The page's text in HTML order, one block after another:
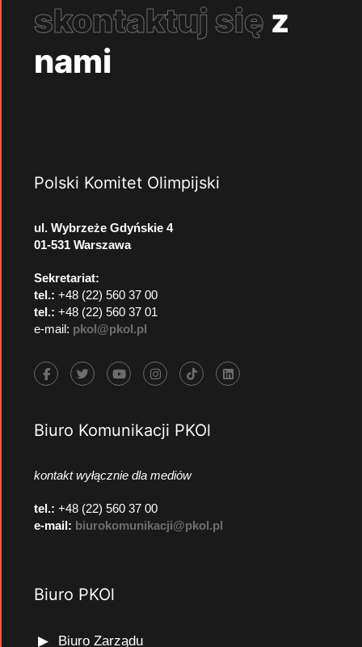
skontaktuj się z
nami
Polski Komitet Olimpijski
ul. Wybrzeże Gdyńskie 4
01-531 Warszawa
Sekretariat:
tel.: +48 (22) 560 37 00
tel.: +48 (22) 560 37 01
e-mail: pkol@pkol.pl
Biuro Komunikacji PKOl
kontakt wyłącznie dla mediów
tel.: +48 (22) 560 37 00
e-mail: biurokomunikacji@pkol.pl
Biuro PKOl
Biuro Zarządu